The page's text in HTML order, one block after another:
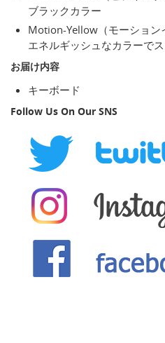
ブラックカラー
Motion-Yellow（モーション
エネルギッシュなカラーで
お届け内容
キーボード
Follow Us On Our SNS